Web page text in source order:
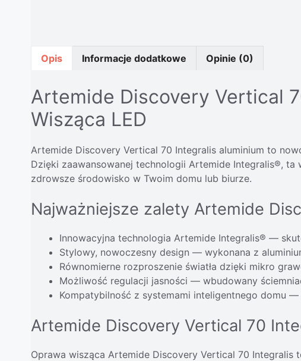
Opis Informacje dodatkowe Opinie (0)
Artemide Discovery Vertical
Wisząca LED
Artemide Discovery Vertical 70 Integralis aluminium to
Dzięki zaawansowanej technologii Artemide Integralis®,
zdrowsze środowisko w Twoim domu lub biurze.
Najważniejsze zalety Artemide
Innowacyjna technologia Artemide Integralis® —
Stylowy, nowoczesny design — wykonana z
Równomierne rozproszenie światła dzięki mikro
Możliwość regulacji jasności — wbudowany
Kompatybilność z systemami inteligentnego domu
Artemide Discovery Vertical 70
Oprawa wisząca Artemide Discovery Vertical 70